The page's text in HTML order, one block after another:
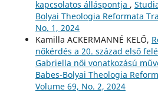
kapcsolatos álláspontja ,
Bolyai Theologia Reformata
No. 1, 2024
Kamilla ACKERMANNÉ KELŐ,
nőkérdés a 20. század első
Gabriella női vonatkozású
Babes-Bolyai Theologia
Volume 69, No. 2, 2024